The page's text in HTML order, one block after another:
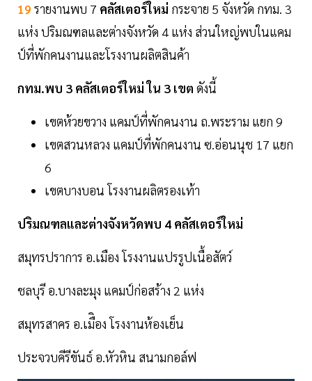
19 รายงานพบ 7 คลัสเตอร์ใหม่ กระจาย 5 จังหวัด กทม. 3
แห่ง ปริมณฑลและต่างจังหวัด 4 แห่ง ส่วนใหญ่พบในแคม
ป์ที่พักคนงานและโรงงานผลิตสินค้า
กทม.พบ 3 คลัสเตอร์ใหม่ ใน 3 เขต ดังนี้
เขตห้วยขวาง แคมป์ที่พักคนงาน ถ.พระราม แยก 9
เขตสวนหลวง แคมป์ที่พักคนงาน ซ.อ่อนนุช 17 แยก
6
เขตบางบอน โรงงานผลิตรองเท้า
ปริมณฑลและต่างจังหวัดพบ 4 คลัสเตอร์ใหม่
สมุทรปราการ อ.เมือง โรงงานแปรรูปเนื้อสัตว์
ชลบุรี อ.บางละมุง แคมป์ก่อสร้าง 2 แห่ง
สมุทรสาคร อ.เมืิอง โรงงานห้องเย็น
ประจวบคีรีขันธ์ อ.หัวหิน สนามกอล์ฟ